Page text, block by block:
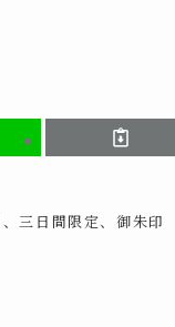
三日間限定、御朱印